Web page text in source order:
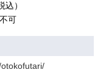
）
可